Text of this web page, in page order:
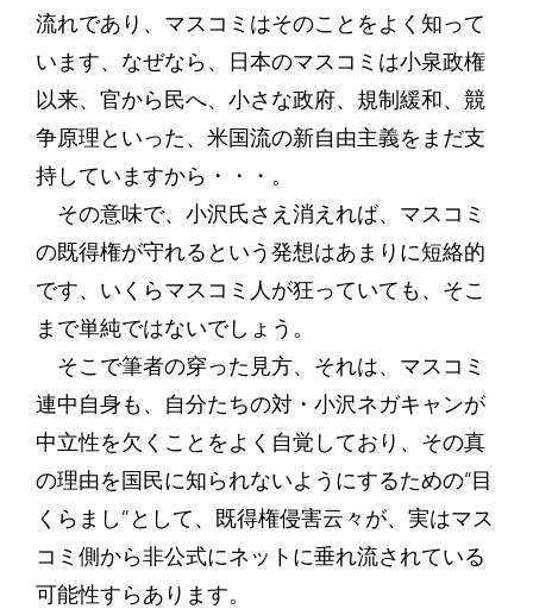
流れであり、マスコミはそのことをよく知って
います、なぜなら、日本のマスコミは小泉政権
以来、官から民へ、小さな政府、規制緩和、競
争原理といった、米国流の新自由主義をまだ支
持していますから・・・。
その意味で、小沢氏さえ消えれば、マスコミ
の既得権が守れるという発想はあまりに短絡的
です、いくらマスコミ人が狂っていても、そこ
まで単純ではないでしょう。
そこで筆者の穿った見方、それは、マスコミ
連中自身も、自分たちの対・小沢ネガキャンが
中立性を欠くことをよく自覚しており、その真
の理由を国民に知られないようにするための“目
くらまし”として、既得権侵害云々が、実はマス
コミ側から非公式にネットに垂れ流されている
可能性すらあります。